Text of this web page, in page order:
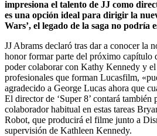
impresiona el talento de JJ como
es una opción ideal para dirigir la
Wars’, el legado de la saga no podría
JJ Abrams declaró tras dar a conocer la
honor formar parte del próximo capítulo
poder colaborar con Kathy Kennedy y
profesionales que forman Lucasfilm,
agradecido a George Lucas ahora que
El director de ‘Super 8’ contará también
colaborador habitual en estas tareas
Robot, que producirá el filme junto a
supervisión de Kathleen Kennedy.